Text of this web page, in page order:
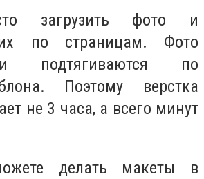
загрузить фото и
их по страницам. Фото
подтягиваются по
Поэтому верстка
не 3 часа, а всего минут
делать макеты в